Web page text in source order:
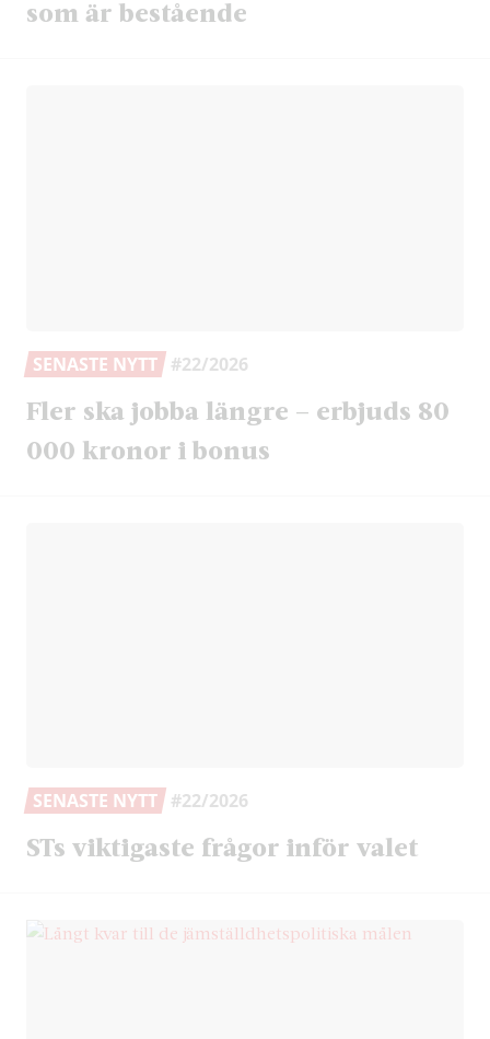
som är bestående
SENASTE NYTT #22/2026
Fler ska jobba längre – erbjuds 80
000 kronor i bonus
SENASTE NYTT #22/2026
STs viktigaste frågor inför valet